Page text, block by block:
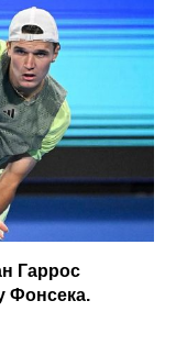
Гаррос
Фонсека.